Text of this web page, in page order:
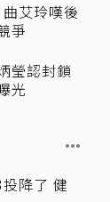
艾玲嘆後
爭
瑩認封鎖
光
降了 健